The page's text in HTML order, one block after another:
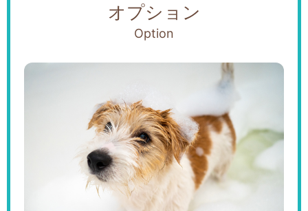
オプション
Option